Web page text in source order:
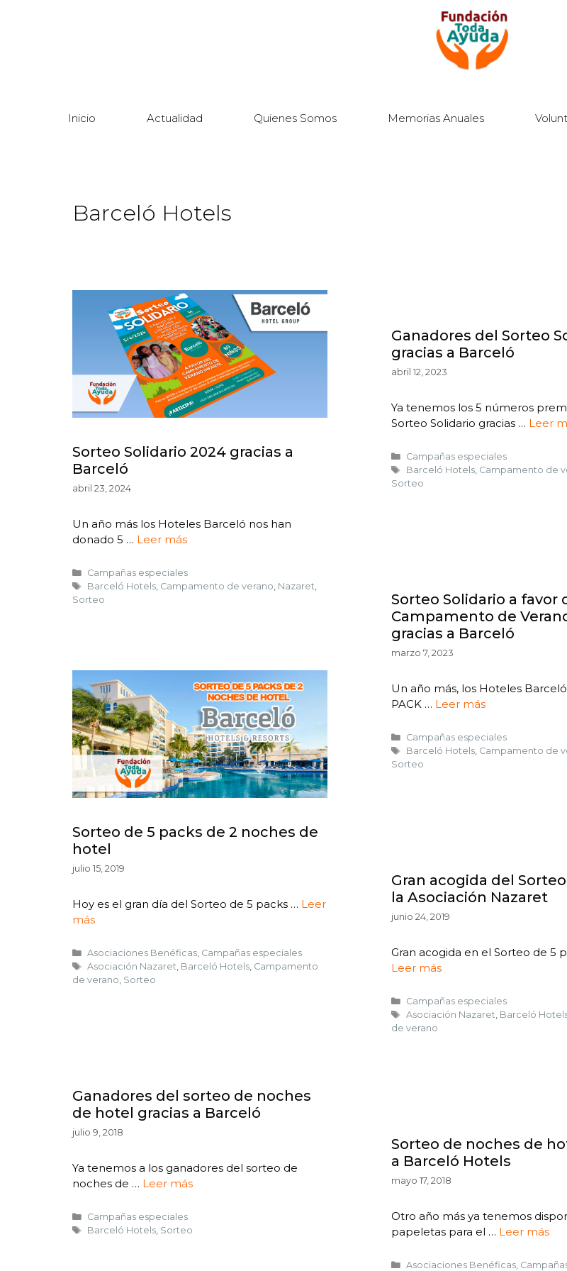
Inicio Actualidad Quienes Somos Memorias Anuales
Barceló Hotels
Sorteo Solidario 2024 gracias a
Barceló
abril 23, 2024
Un año más los Hoteles Barceló nos han
donado 5 … Leer más
Campañas especiales
Barceló Hotels, Campamento de verano Nazaret
Sorteo
Ganadores del Sorteo
gracias a Barceló
abril 12, 2023
Ya tenemos los 5 números
Sorteo Solidario gracias … Leer
Campañas especiales
Barceló Hotels, Campamento de
Sorteo
Sorteo Solidario a favor
Campamento de
gracias a Barceló
marzo 7, 2023
Un año más, los Hoteles
PACK … Leer más
Campañas especiales
Barceló Hotels, Campamento de
Sorteo
Sorteo de 5 packs de 2 noches de
hotel
julio 15, 2019
Hoy es el gran día del Sorteo de 5 packs … Leer
más
Asociaciones Benéficas, Campañas especiales
Asociación Nazaret Barceló Hotels, Campamento
de verano Sorteo
Gran acogida del
la Asociación Nazaret
junio 24, 2019
Gran acogida en el Sorteo de 5
Leer más
Campañas especiales
Asociación Nazaret Barceló
de verano
Ganadores del sorteo de noches
de hotel gracias a Barceló
julio 9, 2018
Ya tenemos a los ganadores del sorteo de
noches de … Leer más
Campañas especiales
Barceló Hotels, Sorteo
Sorteo de noches de
a Barceló Hotels
mayo 17, 2018
Otro año más ya tenemos
papeletas para el … Leer más
Asociaciones Benéficas,